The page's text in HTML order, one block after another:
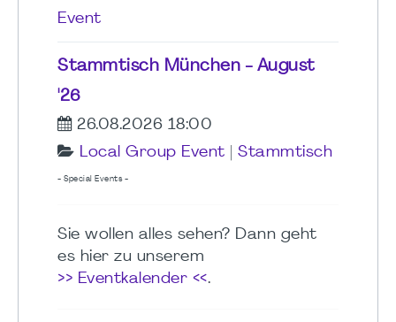
Event
Stammtisch München - August
'26
26.08.2026 18:00
Local Group Event
Stammtisch
- Special Events -
Sie wollen alles sehen? Dann geht
es hier zu unserem
>> Eventkalender <<.